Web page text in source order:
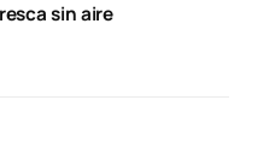
sin aire